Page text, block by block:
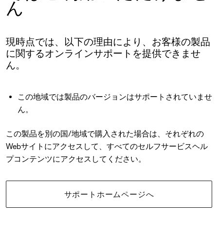
ん
現時点では、以下の理由により、お客様の製品
に関するオンラインサポートを提供できませ
ん。
この地域では製品のバージョンはサポートされていませ
ん。
この製品を別の国/地域で購入された場合は、それぞれの
Webサイトにアクセスして、すべてのセルフサービスヘル
プコンテンツにアクセスしてください。
サポートホームページへ